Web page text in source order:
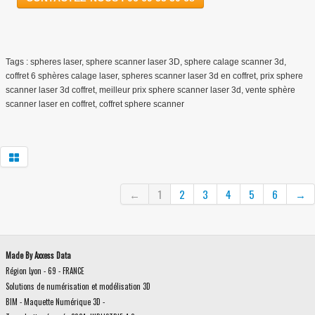
Tags : spheres laser, sphere scanner laser 3D, sphere calage scanner 3d,
coffret 6 sphères calage laser, spheres scanner laser 3d en coffret, prix sphere
scanner laser 3d coffret, meilleur prix sphere scanner laser 3d, vente sphère
scanner laser en coffret, coffret sphere scanner
← 1 2 3 4 5 6 →
Made By Axxess Data
Région Lyon - 69 - FRANCE
Solutions de numérisation et modélisation 3D
BIM - Maquette Numérique 3D -